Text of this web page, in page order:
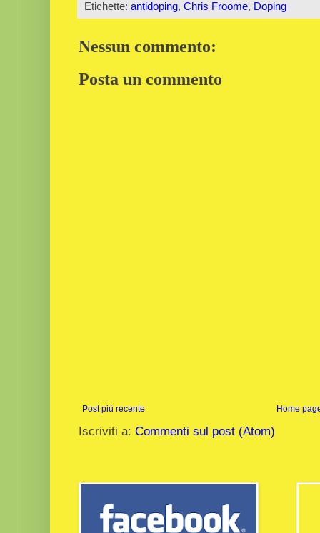
Etichette: antidoping, Chris Froome, Doping
Nessun commento:
Posta un commento
Post più recente Home
Iscriviti a: Commenti sul post (Atom)